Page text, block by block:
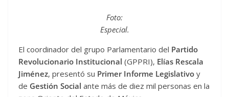
Foto:
Especial.
El coordinador del grupo Parlamentario del Partido
Revolucionario Institucional (GPPRI), Elías Rescala
Jiménez, presentó su Primer Informe Legislativo y
de Gestión Social ante más de diez mil personas en la